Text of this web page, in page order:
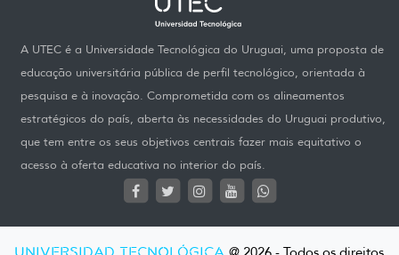
A UTEC é a Universidade Tecnológica do Uruguai, uma proposta de
educação universitária pública de perfil tecnológico, orientada à
pesquisa e à inovação. Comprometida com os alineamentos
estratégicos do país, aberta às necessidades do Uruguai produtivo,
que tem entre os seus objetivos centrais fazer mais equitativo o
acesso à oferta educativa no interior do país.